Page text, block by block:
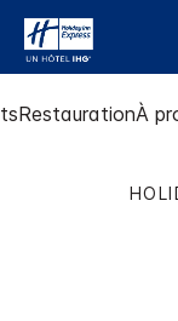
RestaurationÀ